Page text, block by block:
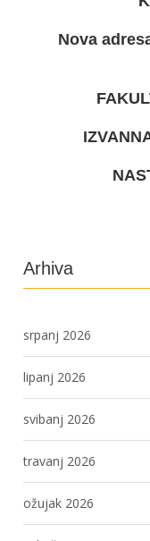
Nova
Arhiva
srpanj 2026
lipanj 2026
svibanj 2026
travanj 2026
ožujak 2026